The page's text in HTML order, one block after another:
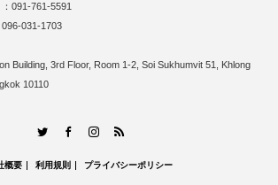
091-761-5591
031-1703
Building, 3rd Floor, Room 1-2, Soi Sukhumvit 51, Khlong
10110
TwitterFacebookInstagram
RSS
概要 利用規則 プライバシーポリシー